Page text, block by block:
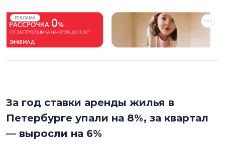
РЕКЛАМА
За год ставки аренды жилья в
Петербурге упали на 8%, за квартал
— выросли на 6%